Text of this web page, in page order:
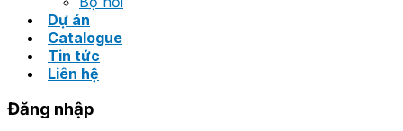
Dự án
Catalogue
Tin tức
Liên hệ
Đăng nhập